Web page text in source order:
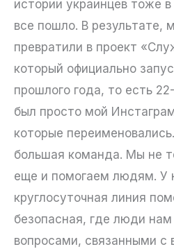
истории украинцев тоже
все пошло. В результате,
превратили в проект
который официально
прошлого года, то есть
был просто мой
которые
большая команда. Мы не
еще и помогаем людям. У
круглосуточная линия
безопасная, где люди
вопросами, связанными с